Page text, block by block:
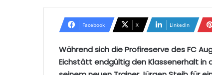
Facebook X LinkedIn
Während sich die Profireserve des FC
Eichstätt endgültig den Klassenerhalt in